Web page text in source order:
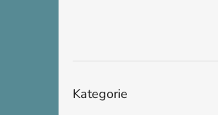
kategorie
Kategorie